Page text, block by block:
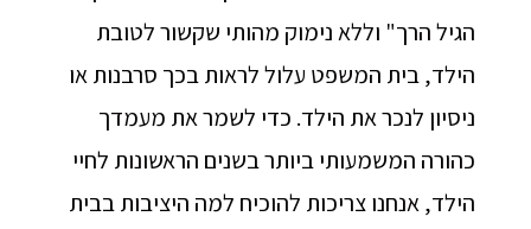
הגיל הרך" וללא נימוק מהותי שקשור לטובת
הילד, בית המשפט עלול לראות בכך סרבנות או
ניסיון לנכר את הילד. כדי לשמר את מעמדך
כהורה המשמעותי ביותר בשנים הראשונות לחיי
הילד, אנחנו צריכות להוכיח למה היציבות בבית